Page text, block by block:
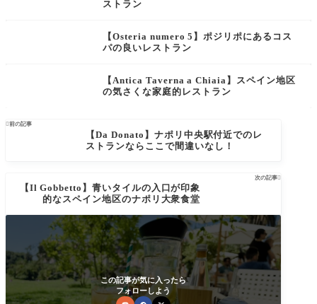
ストラン
【Osteria numero 5】ポジリポにあるコス
パの良いレストラン
【Antica Taverna a Chiaia】スペイン地区
の気さくな家庭的レストラン
前の記事
【Da Donato】ナポリ中央駅付近でのレ
ストランならここで間違いなし！
次の記事
【Il Gobbetto】青いタイルの入口が印象
的なスペイン地区のナポリ大衆食堂
この記事が気に入ったら
フォローしよう